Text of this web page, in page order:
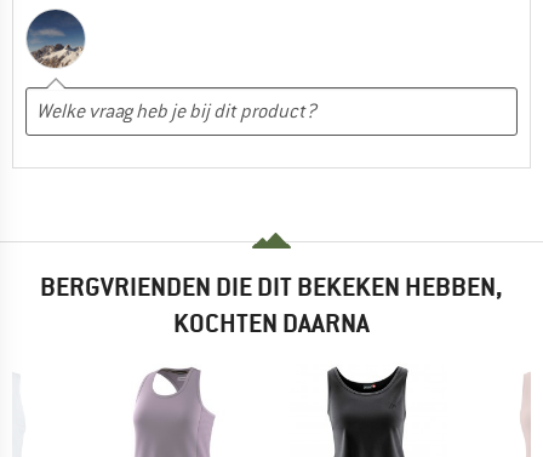
BERGVRIENDEN DIE DIT BEKEKEN HEBBEN,
KOCHTEN DAARNA